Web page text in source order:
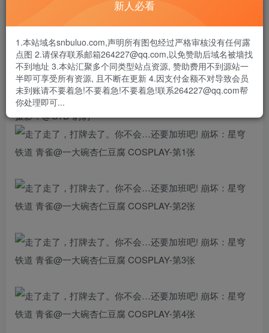
- 遇见解压密码不对、无法解压，请查看《解压教程》
- 资源失效/充值未到账/账号解禁...等问题请《提交工单》
#崩坏星穹铁道##青雀##漫展返图#
“走了走了，打牌去了。你不会…还要加班吧!”
出镜：@一大碗杏仁豆腐
摄影：@GTB-豹豹
新人必看
1.本站域名snbuluo.com,声明所有图包经过严格审核没有任何露
点图 2.请保存联系邮箱264227@qq.com,以免赞助后域名被墙找
不到地址 3.本站汇聚多个同类型站点资源, 赞助费用不到源站一
半即可享受所有资源, 且不断在更新 4.因支付金额不对导致会员
未到账请不要着急!不要着急!不要着急!联系264227@qq.com帮
你处理即可...